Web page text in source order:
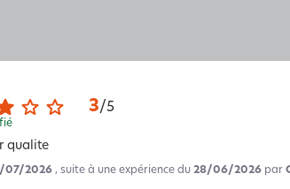
3/5
qualite
07/2026 , suite à une expérience du28/06/2026 par